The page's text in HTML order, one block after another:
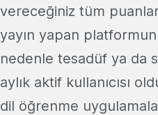
vereceğiniz tüm
yayın yapan
nedenle tesadüf ya da
aylık aktif kullanıcısı
dil öğrenme